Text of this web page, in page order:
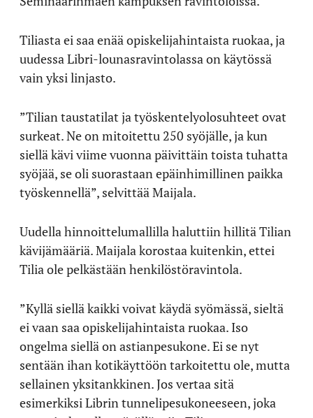
Tiliasta ei saa enää opiskelijahintaista ruokaa, ja
uudessa Libri-lounasravintolassa on käytössä
vain yksi linjasto.
”Tilian taustatilat ja työskentelyolosuhteet ovat
surkeat. Ne on mitoitettu 250 syöjälle, ja kun
siellä kävi viime vuonna päivittäin toista tuhatta
syöjää, se oli suorastaan epäinhimillinen paikka
työskennellä”, selvittää Maijala.
Uudella hinnoittelumallilla haluttiin hillitä Tilian
kävijämääriä. Maijala korostaa kuitenkin, ettei
Tilia ole pelkästään henkilöstöravintola.
”Kyllä siellä kaikki voivat käydä syömässä, sieltä
ei vaan saa opiskelijahintaista ruokaa. Iso
ongelma siellä on astianpesukone. Ei se nyt
sentään ihan kotikäyttöön tarkoitettu ole, mutta
sellainen yksitankkinen. Jos vertaa sitä
esimerkiksi Librin tunnelipesukoneeseen, joka